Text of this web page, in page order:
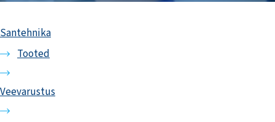
Santehnika
Tooted
Veevarustus